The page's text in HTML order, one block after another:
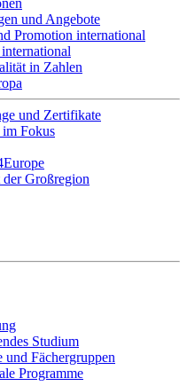
und Angebote
Promotion international
in Zahlen
und Zertifikate
Fokus
Großregion
Studium
und Fächergruppen
Programme